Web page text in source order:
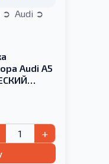
Audi
Audi A5
+